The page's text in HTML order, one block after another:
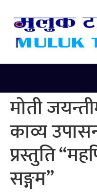
मोती
काव्य
प्रस्तुति
सङ्गम”